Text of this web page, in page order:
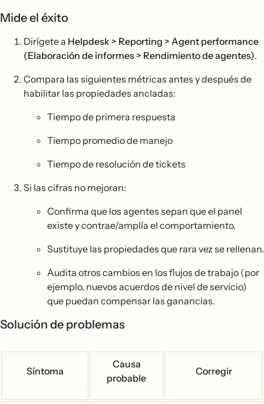
Mide el éxito
Dirígete a Helpdesk > Reporting > Agent performance
(Elaboración de informes > Rendimiento de agentes).
Compara las siguientes métricas antes y después de
habilitar las propiedades ancladas:
Tiempo de primera respuesta
Tiempo promedio de manejo
Tiempo de resolución de tickets
Si las cifras no mejoran:
Confirma que los agentes sepan que el panel
existe y contrae/amplía el comportamiento.
Sustituye las propiedades que rara vez se rellenan.
Audita otros cambios en los flujos de trabajo (por
ejemplo, nuevos acuerdos de nivel de servicio)
que puedan compensar las ganancias.
Solución de problemas
Síntoma
Causa
probable
Corregir